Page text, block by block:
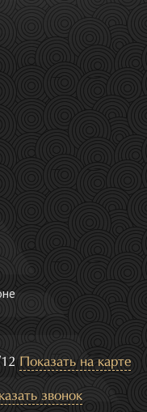
12 Показать на карте
звонок